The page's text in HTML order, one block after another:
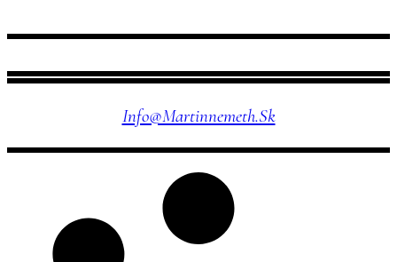
Info@martinnemeth.sk